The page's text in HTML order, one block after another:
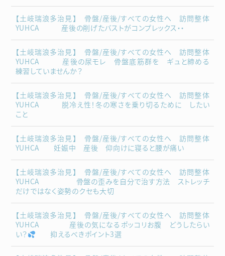
【土岐瑞浪多治見】 骨盤/産後/すべての女性へ 訪問整体
YUHCA 産後の削げたバストがコンプレックス・・
【土岐瑞浪多治見】 骨盤/産後/すべての女性へ 訪問整体
YUHCA 産後の尿モレ 骨盤底筋群を ギュと締める
練習していませんか？
【土岐瑞浪多治見】 骨盤/産後/すべての女性へ 訪問整体
YUHCA 脱冷え性！冬の寒さを乗り切るために したい
こと
【土岐瑞浪多治見】 骨盤/産後/すべての女性へ 訪問整体
YUHCA 妊娠中 産後 仰向けに寝ると腰が痛い
【土岐瑞浪多治見】 骨盤/産後/すべての女性へ 訪問整体
YUHCA 骨盤の歪みを自分で治す方法 ストレッチ
だけではなく姿勢のクセも大切
【土岐瑞浪多治見】 骨盤/産後/すべての女性へ 訪問整体
YUHCA 産後の気になるポッコリお腹 どうしたらい
い？
抑えるべきポイント3選